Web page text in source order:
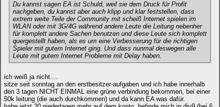
Du kannst sagen EA ist Schuld, weil sie dem Druck für Profit
nachgeben, du kannst aber auch klipp und klar feststellen, dass
extrem weite Teile der Community mit scheiß Internet spielen im
WLAN oder mit 3G/4G während andere Leute die Leitung nebenher
für komplett andere Sachen benutzen und diese Leute sich komplett
quergestellt haben, als es um eine Verbesserung für die richtigen
Spieler mit gutem Internet ging. Und dass nunmal deswegen alle
Leute mit gutem Internet Probleme mit Delay haben.
ich weiß ja nicht....
sitze seit sonntag an den erstbesitzer-aufgaben und ich habe innerhalb
den 3 tagen NICHT EINMAL eine grüne verbindung bekommen, bei einer
50k leitung (die auch durchkommen) und da kann EA was dafür.